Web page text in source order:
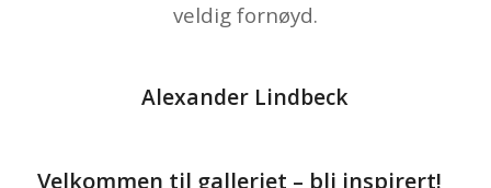
veldig fornøyd.
Alexander Lindbeck